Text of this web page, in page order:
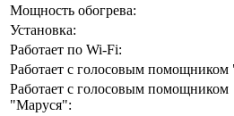
Мощность обогрева:
Установка:
Работает по Wi-Fi:
Работает с голосовым
Работает с голосовым помощником
"Маруся":